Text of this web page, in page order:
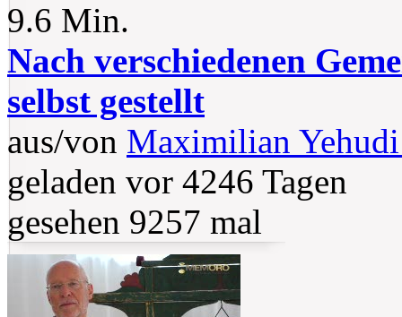
9.6 Min.
Nach verschiedenen
selbst gestellt
aus/von Maximilian
geladen vor 4246 Tagen
gesehen 9257 mal